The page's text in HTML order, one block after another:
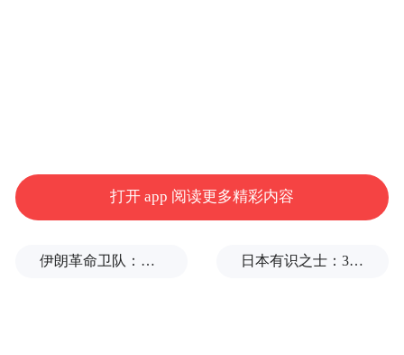
(本文章版权归凤凰网所有，未经授权，不得转载)
打开 app 阅读更多精彩内容
伊朗革命卫队：将保持对海峡控制至敌方接受全部条件 日本有识之士：32名中国劳工本不该命丧长崎